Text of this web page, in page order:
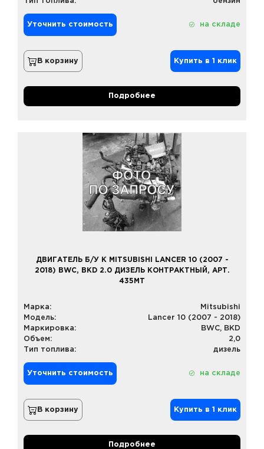
Уточнить стоимость на складе
В корзину Купить в 1 клик
Подробнее
ДВИГАТЕЛЬ Б/У К MITSUBISHI LANCER 10 (2007 -
2018) BWC, BKD 2.0 ДИЗЕЛЬ КОНТРАКТНЫЙ, АРТ.
435MT
Марка:
Mitsubishi
Модель:
Lancer 10 (2007 - 2018)
Маркировка:
BWC, BKD
Объем:
2,0
Тип топлива:
дизель
Уточнить стоимость на складе
В корзину Купить в 1 клик
Подробнее